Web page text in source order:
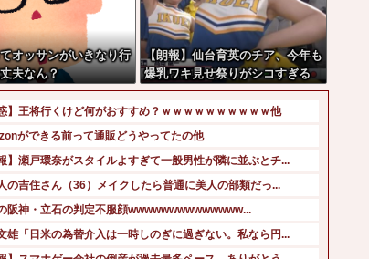
オッサンがいきなり行
夫なん？
【朗報】仙台育英のチア、今年も
爆乳ワキ見せ祭りがシコすぎる
惑】王将行くけど何がおすすめ？ｗｗｗｗｗｗｗｗｗｗ他
ができる前って通販どうやってたの他
報】瀬戸環奈がスタイルよすぎて一般男性が隣に並ぶとチ...
の吉住さん（36）メイクしたら普通に美人の部類だっ...
阪神・立石の判定不服顔wwwwwwwwwwwwww...
雄「日米の為替介入は一時しのぎに過ぎない。私なら円...